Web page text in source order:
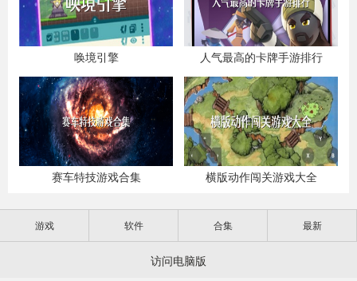
唤境引擎 人气最高的卡牌手游排行
赛车特技游戏合集 横版动作闯关游戏大全
游戏 软件 合集 最新
访问电脑版